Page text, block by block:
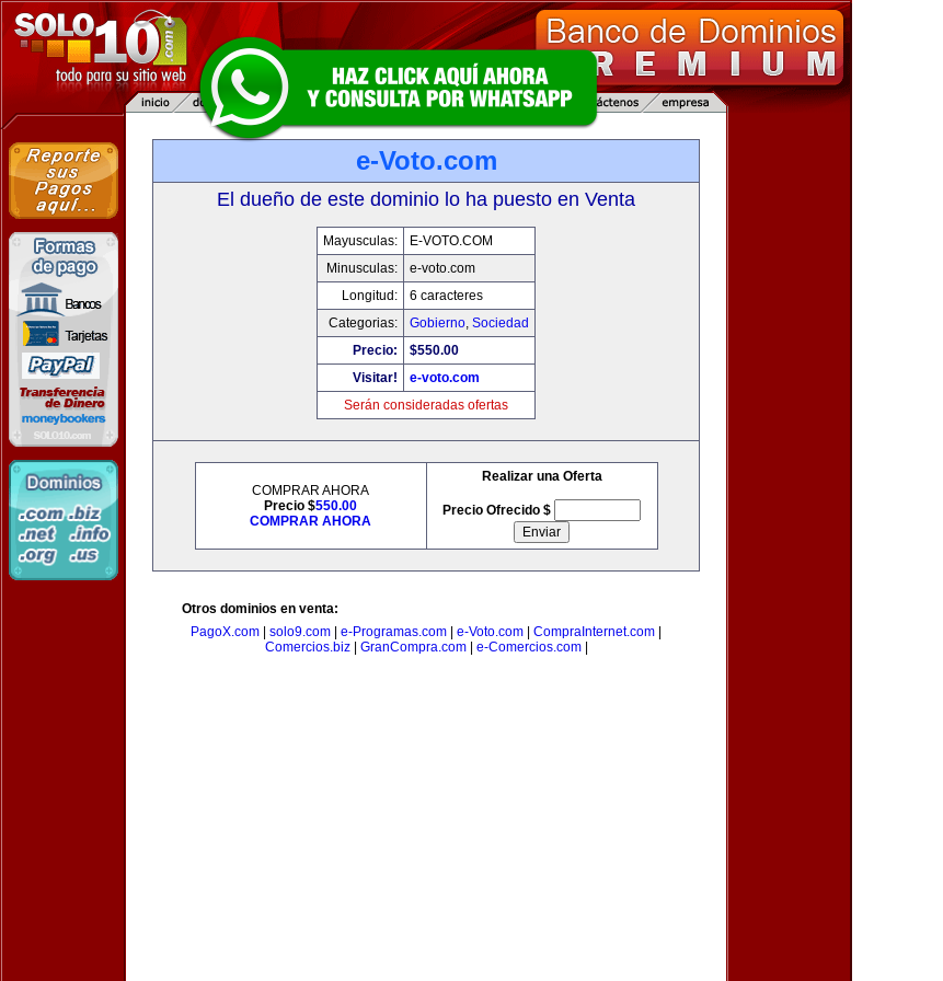
e-Voto.com
El dueño de este dominio lo ha puesto en Venta
Mayusculas:
E-VOTO.COM
Minusculas:
e-voto.com
Longitud:
6 caracteres
Categorias:
Gobierno, Sociedad
Precio:
$550.00
Visitar!
e-voto.com
Serán consideradas ofertas
COMPRAR AHORA
Precio $550.00
COMPRAR AHORA
Realizar una Oferta
Precio Ofrecido $
Otros dominios en venta:
PagoX.com
solo9.com e-Programas.com e-Voto.com CompraInternet.com
Comercios.biz| GranCompra.com| e-Comercios.com|